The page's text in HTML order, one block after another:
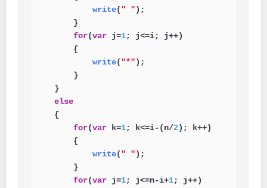
write(" ");
        }
for(var j=1; j<=i; j++)
        {
write("*");
        }
    }
else
{
for(var k=1; k<=i-(n/2); k++)
        {
write(" ");
        }
for(var j=1; j<=n-i+1; j++)